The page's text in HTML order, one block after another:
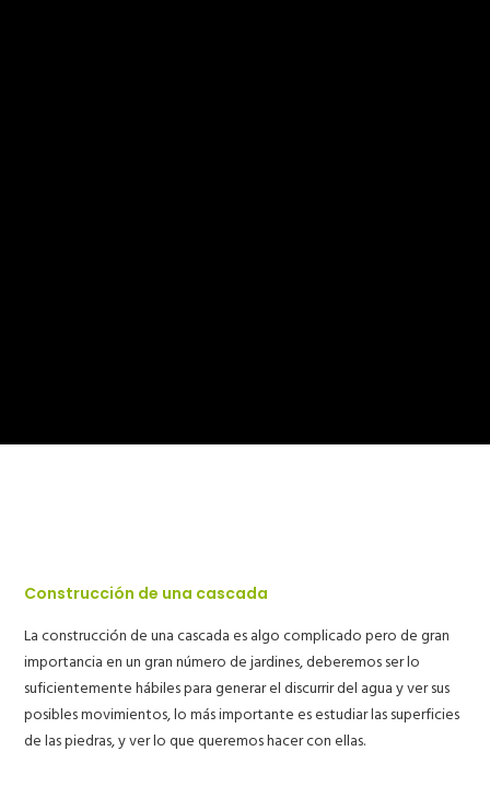
Construcción de una cascada
La construcción de una cascada es algo complicado pero de gran
importancia en un gran número de jardines, deberemos ser lo
suficientemente hábiles para generar el discurrir del agua y ver sus
posibles movimientos, lo más importante es estudiar las superficies
de las piedras, y ver lo que queremos hacer con ellas.